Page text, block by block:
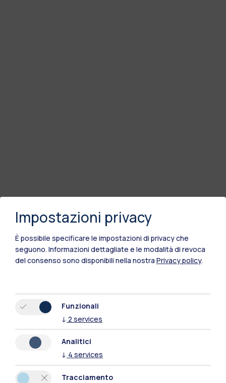
Impostazioni privacy
È possibile specificare le impostazioni di privacy che
seguono. Informazioni dettagliate e le modalità di revoca
del consenso sono disponibili nella nostra Privacy policy.
Funzionali
↓ 2 services
Analitici
↓ 4 services
Tracciamento